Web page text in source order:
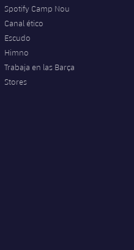
Spotify Camp Nou
Canal ético
Escudo
Himno
Trabaja en las Barça
Stores